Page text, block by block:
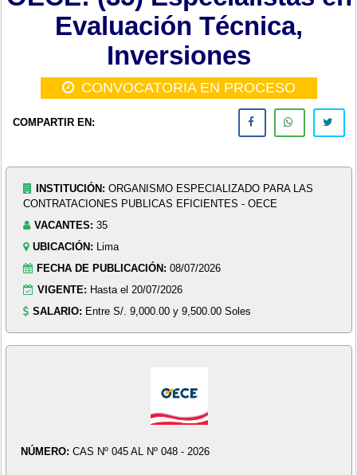
Evaluación Técnica,
Inversiones
CONVOCATORIA EN PROCESO
COMPARTIR EN:
INSTITUCIÓN: ORGANISMO ESPECIALIZADO PARA LAS
CONTRATACIONES PUBLICAS EFICIENTES - OECE
VACANTES: 35
UBICACIÓN: Lima
FECHA DE PUBLICACIÓN: 08/07/2026
VIGENTE: Hasta el 20/07/2026
SALARIO: Entre S/. 9,000.00 y 9,500.00 Soles
NÚMERO: CAS Nº 045 AL Nº 048 - 2026